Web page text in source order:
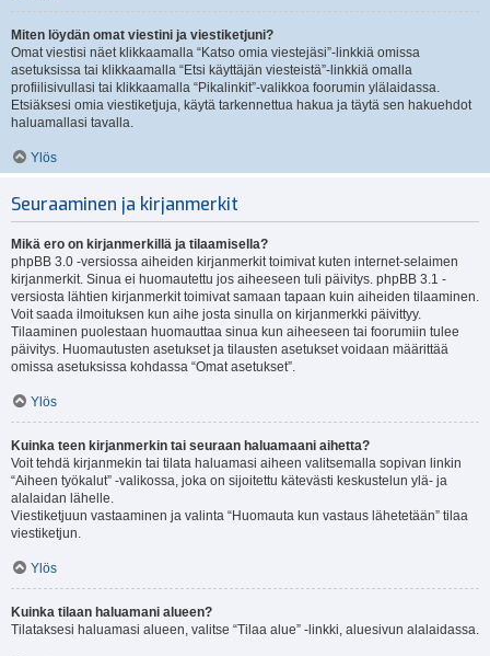
Miten löydän omat viestini ja viestiketjuni?
Omat viestisi näet klikkaamalla “Katso omia viestejäsi”-linkkiä omissa
asetuksissa tai klikkaamalla “Etsi käyttäjän viesteistä”-linkkiä omalla
profiilisivullasi tai klikkaamalla “Pikalinkit”-valikkoa foorumin ylälaidassa.
Etsiäksesi omia viestiketjuja, käytä tarkennettua hakua ja täytä sen hakuehdot
haluamallasi tavalla.
Ylös
Seuraaminen ja kirjanmerkit
Mikä ero on kirjanmerkillä ja tilaamisella?
phpBB 3.0 -versiossa aiheiden kirjanmerkit toimivat kuten internet-selaimen
kirjanmerkit. Sinua ei huomautettu jos aiheeseen tuli päivitys. phpBB 3.1 -
versiosta lähtien kirjanmerkit toimivat samaan tapaan kuin aiheiden tilaaminen.
Voit saada ilmoituksen kun aihe josta sinulla on kirjanmerkki päivittyy.
Tilaaminen puolestaan huomauttaa sinua kun aiheeseen tai foorumiin tulee
päivitys. Huomautusten asetukset ja tilausten asetukset voidaan määrittää
omissa asetuksissa kohdassa “Omat asetukset”.
Ylös
Kuinka teen kirjanmerkin tai seuraan haluamaani aihetta?
Voit tehdä kirjanmekin tai tilata haluamasi aiheen valitsemalla sopivan linkin
“Aiheen työkalut” -valikossa, joka on sijoitettu kätevästi keskustelun ylä- ja
alalaidan lähelle.
Viestiketjuun vastaaminen ja valinta “Huomauta kun vastaus lähetetään” tilaa
viestiketjun.
Ylös
Kuinka tilaan haluamani alueen?
Tilataksesi haluamasi alueen, valitse “Tilaa alue” -linkki, aluesivun alalaidassa.